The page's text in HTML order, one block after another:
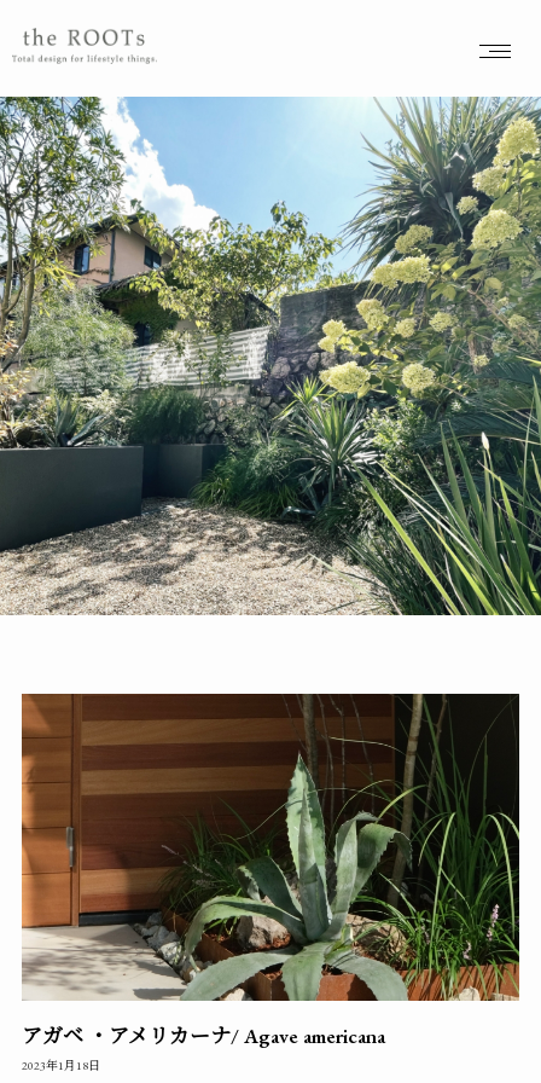
agave americana – tag –
アガベ ・アメリカーナ/ Agave americana
2023年1月18日